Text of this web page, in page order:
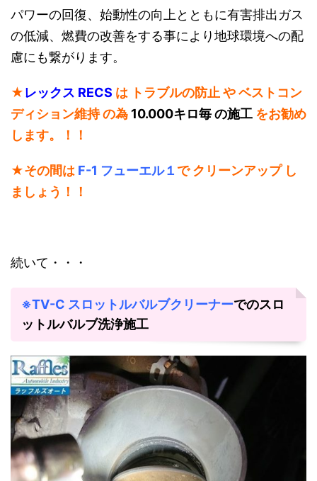
パワーの回復、始動性の向上とともに有害排出ガス
の低減、燃費の改善をする事により地球環境への配
慮にも繋がります。
★レックス RECS は トラブルの防止 や ベストコン
ディション維持 の為 10.000キロ毎 の施工 をお勧め
します。！！
★その間は F-1 フューエル１ で クリーンアップ し
ましょう！！
続いて・・・
※TV-C スロットルバルブクリーナーでのスロ
ットルバルブ洗浄施工